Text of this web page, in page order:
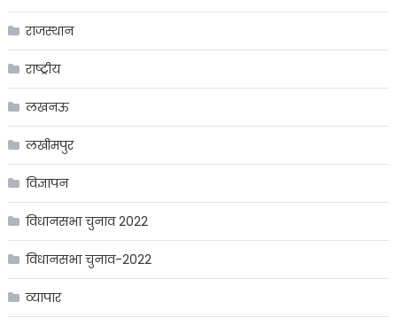
राजस्थान
राष्ट्रीय
लखनऊ
लखीमपुर
विज्ञापन
विधानसभा चुनाव 2022
विधानसभा चुनाव-2022
व्यापार